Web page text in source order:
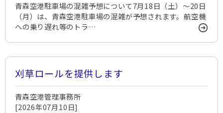
青森空港駐車場の混雑予想について7月18日（土）～20日
（月）は、青森空港駐車場の混雑が予想されます。航空機
への乗り遅れ等のトラ…
刈草ロールを提供します
青森空港管理事務所
[2026年07月10日]